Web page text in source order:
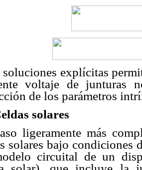
soluciones explícitas
voltaje de junturas
de los parámetros
solares
ligeramente más
solares bajo
circuital de un